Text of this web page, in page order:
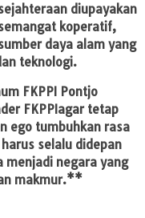
diupayakan
koperatif,
daya alam yang
teknologi.
FKPPI Pontjo
FKPPIagar tetap
ego tumbuhkan rasa
selalu didepan
menjadi negara yang
makmur.**